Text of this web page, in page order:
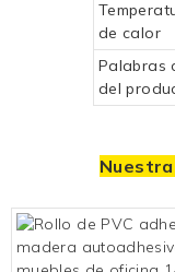
de calor
Palabras
del